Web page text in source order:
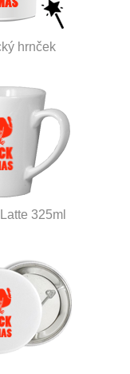
hrnček
325ml